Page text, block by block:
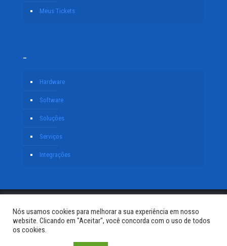
Meus Tickets
–
Hardware
Software
Soluções
Serviços
Integrações
© Copyright - CAS Tecnologia
Nós usamos cookies para melhorar a sua experiência em nosso
website. Clicando em "Aceitar", você concorda com o uso de todos
os cookies.